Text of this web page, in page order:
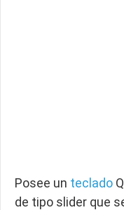
Posee un teclado
de tipo slider que